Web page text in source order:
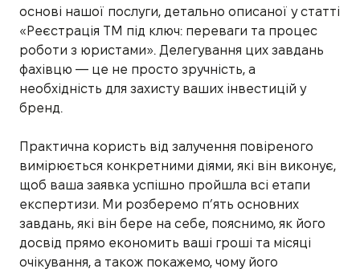
основі нашої послуги, детально описаної у статті
«Реєстрація ТМ під ключ: переваги та процес
роботи з юристами». Делегування цих завдань
фахівцю — це не просто зручність, а
необхідність для захисту ваших інвестицій у
бренд.
Практична користь від залучення повіреного
вимірюється конкретними діями, які він виконує,
щоб ваша заявка успішно пройшла всі етапи
експертизи. Ми розберемо п’ять основних
завдань, які він бере на себе, пояснимо, як його
досвід прямо економить ваші гроші та місяці
очікування, а також покажемо, чому його